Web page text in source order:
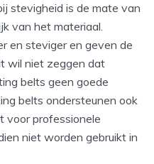
stevigheid is de mate van
van het materiaal.
en steviger en geven de
wil niet zeggen dat
belts geen goede
belts ondersteunen ook
voor professionele
niet worden gebruikt in